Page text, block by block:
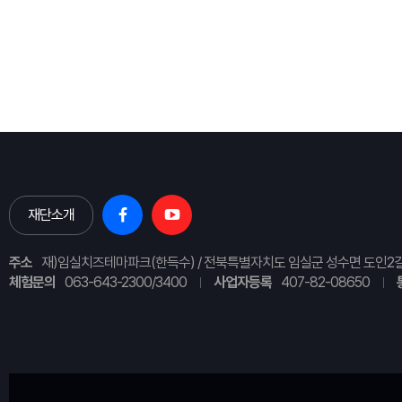
재단소개
주소 재)임실치즈테마파크(한득수) / 전북특별자치도 임실군 성수면 도인2
체험문의
063-643-2300/3400 사업자등록 407-82-08650